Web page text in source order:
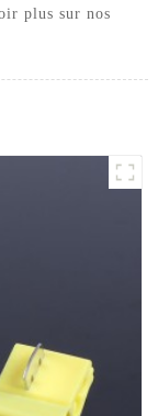
plus sur nos